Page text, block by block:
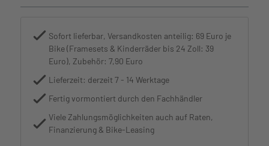
Sofort lieferbar, Versandkosten anteilig: 69 Euro je
Bike (Framesets & Kinderräder bis 24 Zoll: 39
Euro), Zubehör: 7,90 Euro
Lieferzeit: derzeit 7 - 14 Werktage
Fertig vormontiert durch den Fachhändler
Viele Zahlungsmöglichkeiten auch auf Raten,
Finanzierung & Bike-Leasing